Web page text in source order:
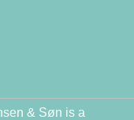
& Søn is a